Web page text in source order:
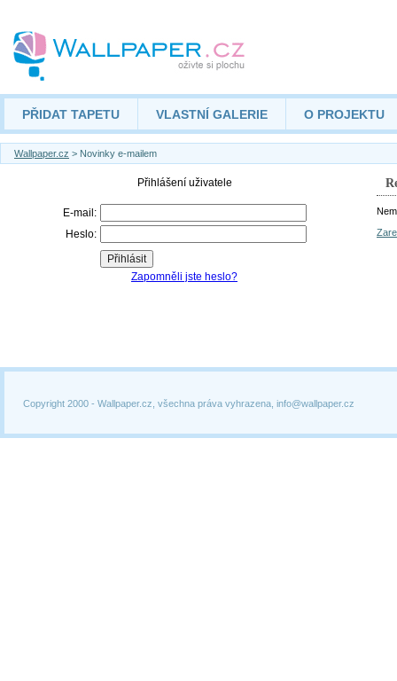
PŘIDAT TAPETU VLASTNÍ GALERIE O PROJEKTU
Wallpaper.cz > Novinky e-mailem
Copyright 2000 - Wallpaper.cz, všechna práva vyhrazena, info@wallpaper.cz